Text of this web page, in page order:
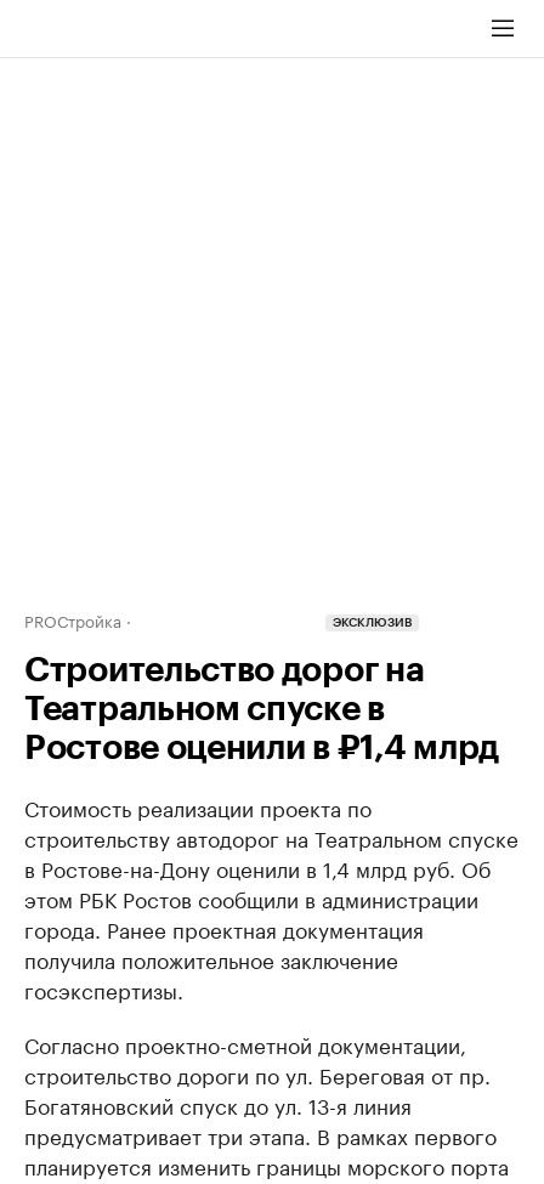
PROСтройка ЭКСКЛЮЗИВ
Строительство дорог на
Театральном спуске в
Ростове оценили в ₽1,4 млрд
Стоимость реализации проекта по
строительству автодорог на Театральном спуске
в Ростове-на-Дону оценили в 1,4 млрд руб. Об
этом РБК Ростов сообщили в администрации
города. Ранее проектная документация
получила положительное заключение
госэкспертизы.
Согласно проектно-сметной документации,
строительство дороги по ул. Береговая от пр.
Богатяновский спуск до ул. 13-я линия
предусматривает три этапа. В рамках первого
планируется изменить границы морского порта